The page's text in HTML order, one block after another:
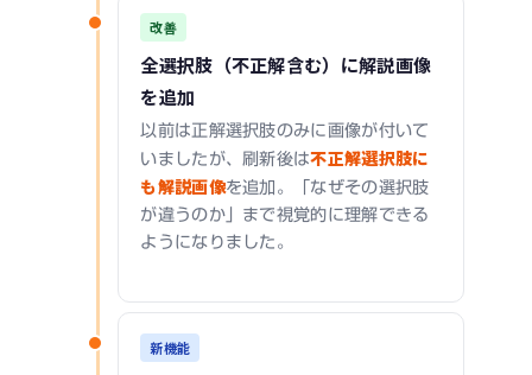
改善
全選択肢（不正解含む）に解説画像
を追加
以前は正解選択肢のみに画像が付いて
いましたが、刷新後は不正解選択肢に
も解説画像を追加。「なぜその選択肢
が違うのか」まで視覚的に理解できる
ようになりました。
新機能